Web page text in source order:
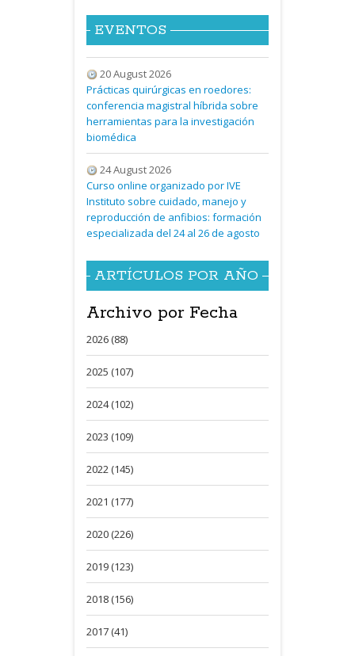
EVENTOS
20 August 2026
Prácticas quirúrgicas en roedores:
conferencia magistral híbrida sobre
herramientas para la investigación
biomédica
24 August 2026
Curso online organizado por IVE
Instituto sobre cuidado, manejo y
reproducción de anfibios: formación
especializada del 24 al 26 de agosto
ARTÍCULOS POR AÑO
Archivo por Fecha
2026 (88)
2025 (107)
2024 (102)
2023 (109)
2022 (145)
2021 (177)
2020 (226)
2019 (123)
2018 (156)
2017 (41)